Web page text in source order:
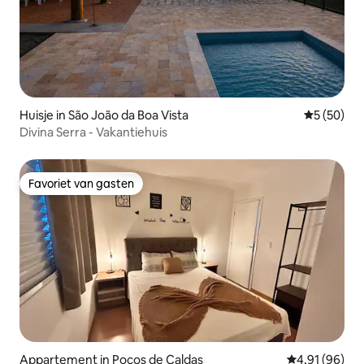
Huisje in São João da Boa Vista
5 (50)
Divina Serra - Vakantiehuis
Favoriet van gasten
Favoriet van gasten
Appartement in Poços de Caldas Gemiddelde
4,91 (96)